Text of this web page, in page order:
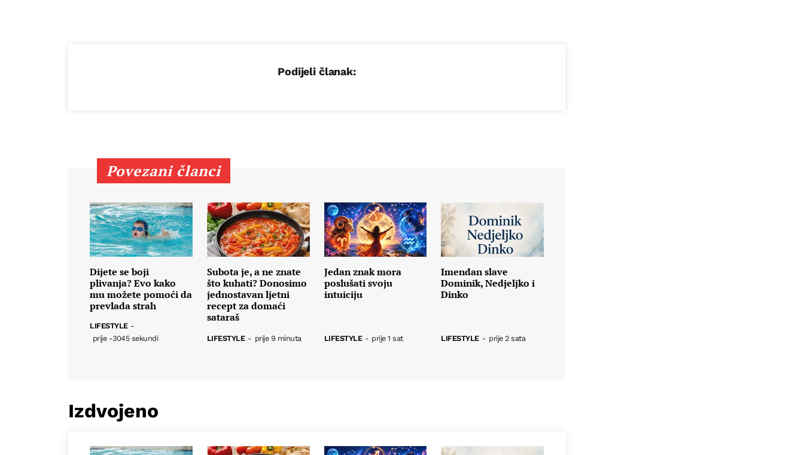
Podijeli članak:
Povezani članci
Dijete se boji
plivanja? Evo kako
mu možete pomoći da
prevlada strah
LIFESTYLE -
prije -3045 sekundi
Subota je, a ne znate
što kuhati? Donosimo
jednostavan ljetni
recept za domaći
sataraš
LIFESTYLE - prije 9 minuta
Jedan znak mora
poslušati svoju
intuiciju
LIFESTYLE - prije 1 sat
Imendan slave
Dominik, Nedjeljko i
Dinko
LIFESTYLE - prije 2 sata
Izdvojeno